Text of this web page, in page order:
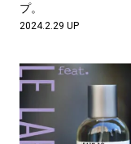
プ。
2024.2.29 UP